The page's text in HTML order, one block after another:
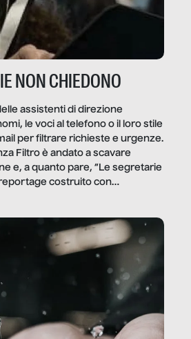
NON CHIEDONO
assistenti di direzione
le voci al telefono o il loro stile
per filtrare richieste e urgenze.
Filtro è andato a scavare
e, a quanto pare, “Le segretarie
costruito con